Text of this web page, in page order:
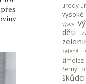
úrody
vysoké
výsev
děti
zelená
zimolez
černý
škůdci